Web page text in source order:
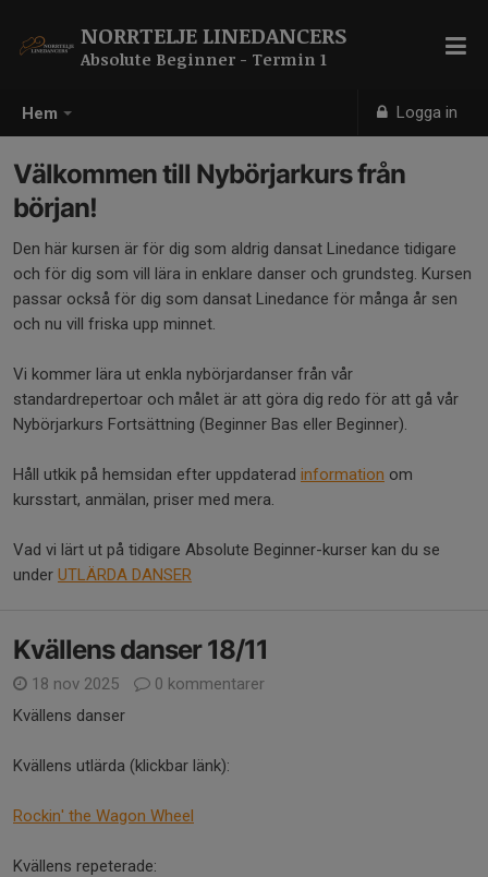
Hem Logga in
NORRTELJE LINEDANCERS
Absolute Beginner - Termin 1
Välkommen till Nybörjarkurs från
början!
Den här kursen är för dig som aldrig dansat Linedance tidigare
och för dig som vill lära in enklare danser och grundsteg. Kursen
passar också för dig som dansat Linedance för många år sen
och nu vill friska upp minnet.
Vi kommer lära ut enkla nybörjardanser från vår
standardrepertoar och målet är att göra dig redo för att gå vår
Nybörjarkurs Fortsättning (Beginner Bas eller Beginner).
Håll utkik på hemsidan efter uppdaterad information om
kursstart, anmälan, priser med mera.
Vad vi lärt ut på tidigare Absolute Beginner-kurser kan du se
under UTLÄRDA DANSER
Kvällens danser 18/11
18 nov 2025
0 kommentarer
Kvällens danser
Kvällens utlärda (klickbar länk):
Rockin' the Wagon Wheel
Kvällens repeterade: